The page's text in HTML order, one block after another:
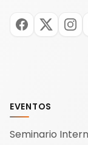
EVENTOS
Seminario